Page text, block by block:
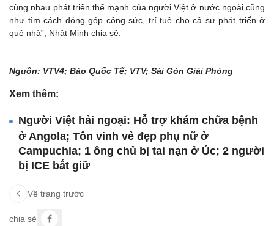
cùng nhau phát triển thế mạnh của người Việt ở nước ngoài cũng
như tìm cách đóng góp công sức, trí tuệ cho cả sự phát triển ở
quê nhà”, Nhật Minh chia sẻ.
Nguồn: VTV4; Báo Quốc Tế; VTV; Sài Gòn Giải Phóng
Xem thêm:
Người Việt hải ngoại: Hỗ trợ khám chữa bệnh
ở Angola; Tôn vinh vẻ đẹp phụ nữ ở
Campuchia; 1 ông chủ bị tai nạn ở Úc; 2 người
bị ICE bắt giữ
Về trang trước
chia sẻ